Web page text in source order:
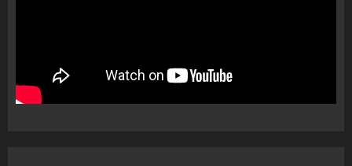
1
“bosen” Joana Nano për
abuzim me fondet publike dhe
pasuri të pajustifikuar